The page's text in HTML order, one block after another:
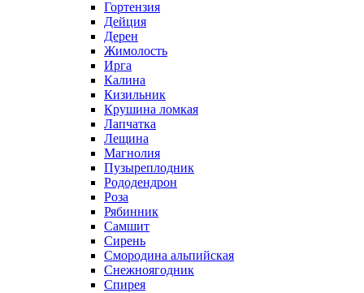
Гортензия
Дейция
Дерен
Жимолость
Ирга
Калина
Кизильник
Крушина ломкая
Лапчатка
Лещина
Магнолия
Пузыреплодник
Рододендрон
Роза
Рябинник
Самшит
Сирень
Смородина альпийская
Снежноягодник
Спирея